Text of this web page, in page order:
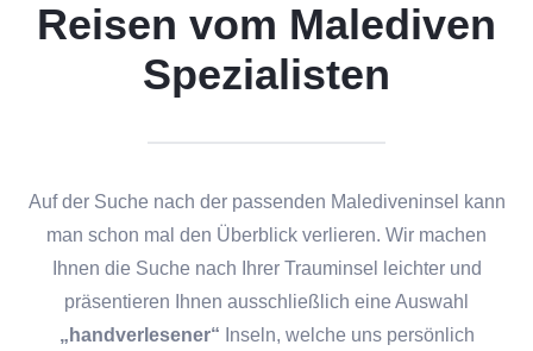
Reisen vom Malediven
Spezialisten
Auf der Suche nach der passenden Malediveninsel kann
man schon mal den Überblick verlieren. Wir machen
Ihnen die Suche nach Ihrer Trauminsel leichter und
präsentieren Ihnen ausschließlich eine Auswahl
„handverlesener“ Inseln, welche uns persönlich